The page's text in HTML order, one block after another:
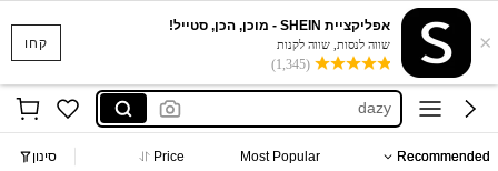
קחו ×
אפליקציית SHEIN - מוכן, הכן, סטייל!
שווה לנסות, שווה לקנות
(1,345)
musera
motf
dazy
Recommended
Most Popular
Price סינון